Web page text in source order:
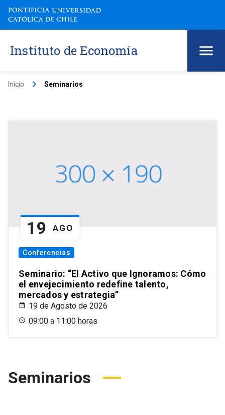
Instituto de Economía
Inicio keyboard_arrow_right Seminarios
19 AGO
Conferencias
Seminario: “El Activo que Ignoramos: Cómo
el envejecimiento redefine talento,
mercados y estrategia”
19 de Agosto de 2026
09:00 a 11:00 horas
Seminarios